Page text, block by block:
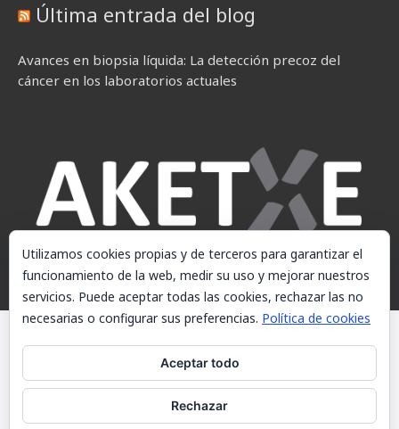
Última entrada del blog
Avances en biopsia líquida: La detección precoz del
cáncer en los laboratorios actuales
© AKETXE Consulting, S.L. - Este sitio web utiliza cookies, consulte
nuestra Política de cookies.
Política de cookies
Utilizamos cookies propias y de terceros para garantizar el
funcionamiento de la web, medir su uso y mejorar nuestros
servicios. Puede aceptar todas las cookies, rechazar las no
necesarias o configurar sus preferencias. Política de cookies
Aceptar todo
Rechazar